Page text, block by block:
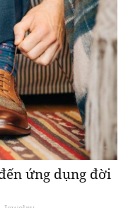
ứng dụng đời